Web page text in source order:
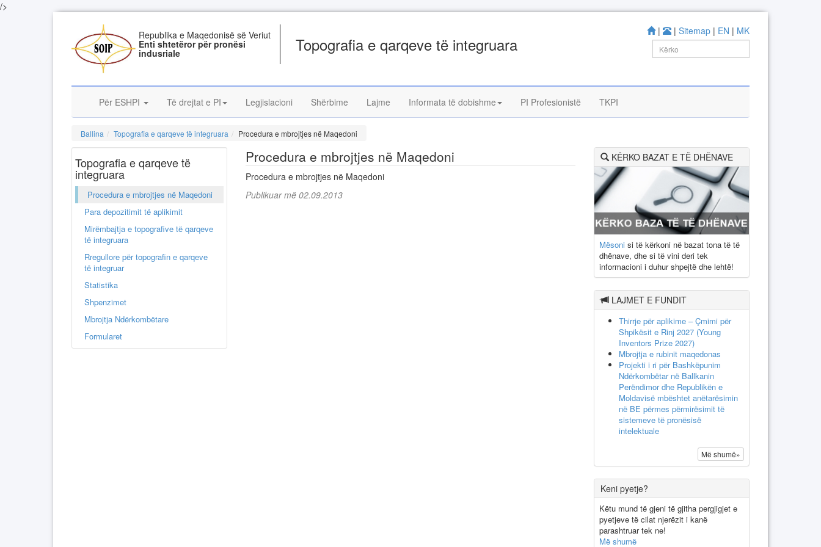
/>
|
| Sitemap | EN | MK
Republika e Maqedonisë së Veriut
Enti shtetëror për pronësi
indusriale Topografia e qarqeve të integruara
Për ESHPI Të drejtat e PI Legjislacioni Shërbime Lajme Informata të dobishme PI Profesionistë TKPI
Ballina Topografia e qarqeve të integruara Procedura e mbrojtjes në Maqedoni
Topografia e qarqeve të
integruara
Procedura e mbrojtjes në Maqedoni
Para depozitimit të aplikimit
Mirëmbajtja e topografive të qarqeve
të integruara
Rregullore për topografin e qarqeve
të integruar
Statistika
Shpenzimet
Mbrojtja Ndërkombëtare
Formularet
Procedura e mbrojtjes në Maqedoni
Procedura e mbrojtjes në Maqedoni
Publikuar më 02.09.2013
KËRKO BAZAT E TË DHËNAVE
Mësoni si të kërkoni në bazat tona të të
dhënave, dhe si të vini deri tek
informacioni i duhur shpejtë dhe lehtë!
LAJMET E FUNDIT
Thirrje për aplikime – Çmimi për
Shpikësit e Rinj 2027 (Young
Inventors Prize 2027)
Mbrojtja e rubinit maqedonas
Projekti i ri për Bashkëpunim
Ndërkombëtar në Ballkanin
Perëndimor dhe Republikën e
Moldavisë mbështet anëtarësimin
në BE përmes përmirësimit të
sistemeve të pronësisë
intelektuale
Më shumë»
Keni pyetje?
Këtu mund të gjeni të gjitha pergjigjet e
pyetjeve të cilat njerëzit i kanë
parashtruar tek ne!
Më shumë